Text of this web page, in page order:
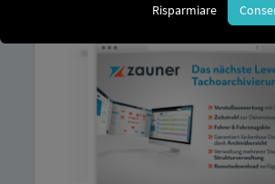
Risparmiare